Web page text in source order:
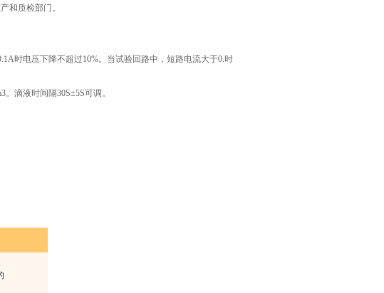
和质检部门。
时电压下降不超过10%。当试验回路中，短路电流大于0.时
滴液时间隔30S±5S可调。